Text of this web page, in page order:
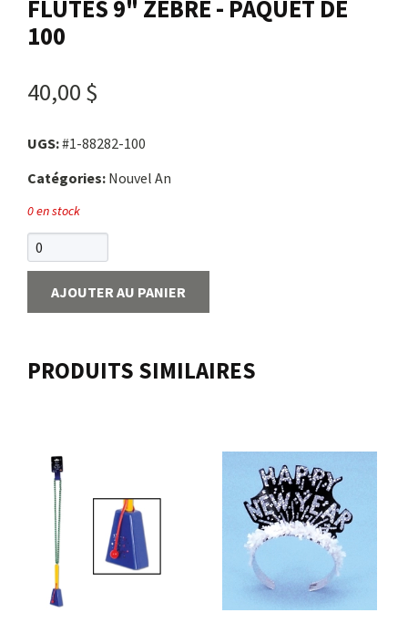
Panier
FLUTES 9" ZEBRE - PAQUET DE
100
40,00 $
UGS:#1-88282-100
Catégories: Nouvel An
0 en stock
AJOUTER AU PANIER
PRODUITS SIMILAIRES